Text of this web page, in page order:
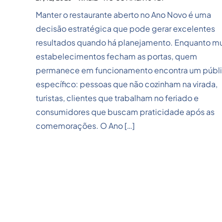
Manter o restaurante aberto no Ano Novo é uma
decisão estratégica que pode gerar excelentes
resultados quando há planejamento. Enquanto
estabelecimentos fecham as portas, quem
permanece em funcionamento encontra um
específico: pessoas que não cozinham na virada,
turistas, clientes que trabalham no feriado e
consumidores que buscam praticidade após as
comemorações. O Ano […]